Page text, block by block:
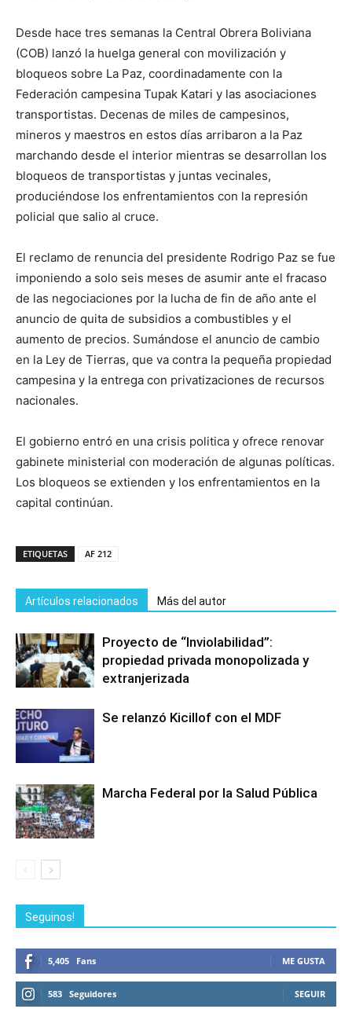
Desde hace tres semanas la Central Obrera Boliviana
(COB) lanzó la huelga general con movilización y
bloqueos sobre La Paz, coordinadamente con la
Federación campesina Tupak Katari y las asociaciones
transportistas. Decenas de miles de campesinos,
mineros y maestros en estos días arribaron a la Paz
marchando desde el interior mientras se desarrollan los
bloqueos de transportistas y juntas vecinales,
produciéndose los enfrentamientos con la represión
policial que salio al cruce.
El reclamo de renuncia del presidente Rodrigo Paz se fue
imponiendo a solo seis meses de asumir ante el fracaso
de las negociaciones por la lucha de fin de año ante el
anuncio de quita de subsidios a combustibles y el
aumento de precios. Sumándose el anuncio de cambio
en la Ley de Tierras, que va contra la pequeña propiedad
campesina y la entrega con privatizaciones de recursos
nacionales.
El gobierno entró en una crisis politica y ofrece renovar
gabinete ministerial con moderación de algunas políticas.
Los bloqueos se extienden y los enfrentamientos en la
capital continúan.
ETIQUETAS AF 212
Artículos relacionados Más del autor
Proyecto de “Inviolabilidad”:
propiedad privada monopolizada y
extranjerizada
Se relanzó Kicillof con el MDF
Marcha Federal por la Salud Pública
Seguinos!
5,405 Fans ME GUSTA
583 Seguidores SEGUIR